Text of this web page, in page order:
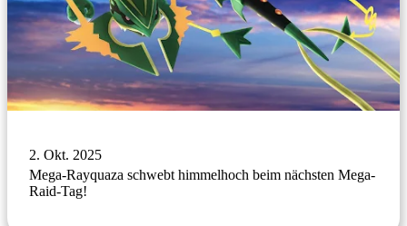
2. Okt. 2025
Mega-Rayquaza schwebt himmelhoch beim nächsten Mega-
Raid-Tag!